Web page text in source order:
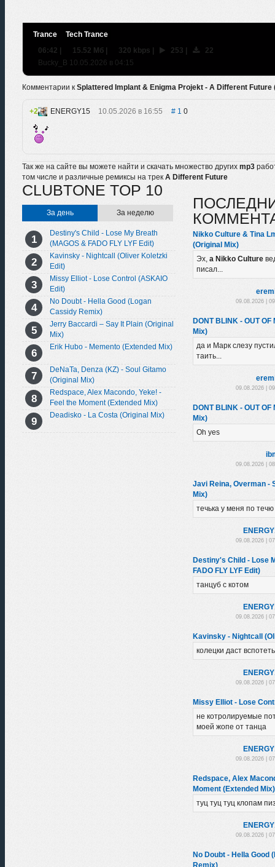
Trance
Tech Trance
06:42 | 15.52 Мб | 320 kbps | 253 |
22
Bucky_B 10.05.2026 в 04:15
Комментарии к Splattered Implant & Enigma Projekt - A Different Future
2 ENERGY15 10.05.2026 в 16:55 10
Так же на сайте вы можете найти и скачать множество других mp3
том числе и различные ремиксы на трек A Different Future
CLUBTONE TOP 10
За день За неделю
Destiny's Child - Lose My Breath
(MAGOS & FADO FLY LYF Edit)
Kavinsky - Nightcall (Oliver Koletzki
Edit)
Missy Elliot - Lose Control (ASKAIO
Edit)
No Doubt - Hella Good (Logan
Cassidy Remix)
Jerry Baccardi – Say It Plain (Original
Mix)
Erik Hubo - Memento (Extended Mix)
DeNaTa, Denza (KZ) - Soul Gitamo
(Original Mix)
Redspace, Alex Macondo, Yeke! -
Feel the Moment (Extended Mix)
Deadisko - La Costa (Original Mix)
Nikko Culture & Tina
(Original Mix)
Эх, а Nikko Culture
писал...
09.08.2026 |
DONT BLINK - OUT
Mix)
да и Марк слезу
таить...
09.08.2026 |
DONT BLINK - OUT
Mix)
Oh yes
09.08.2026 |
Javi Reina, Overman -
Mix)
течька у меня по течю
09.08.2026 |
Destiny's Child - Lose
FADO FLY LYF Edit)
танцуб с котом
09.08.2026 |
Kavinsky - Nightcall
колецки даст вспотеть
09.08.2026 |
Missy Elliot - Lose
не котролируемые
моей жопе от танца
09.08.2026 |
Redspace, Alex
Moment (Extended Mix)
туц туц туц клопам
09.08.2026 |
No Doubt - Hella Good